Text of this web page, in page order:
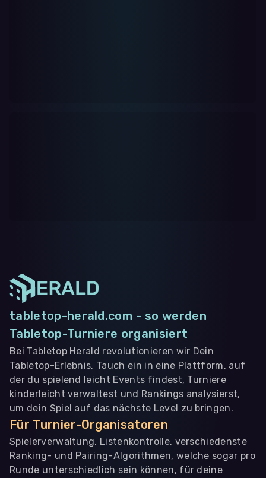
tabletop-herald.com - so werden
Tabletop-Turniere organisiert
Bei Tabletop Herald revolutionieren wir Dein
Tabletop-Erlebnis. Tauch ein in eine Plattform, auf
der du spielend leicht Events findest, Turniere
kinderleicht verwaltest und Rankings analysierst,
um dein Spiel auf das nächste Level zu bringen.
Für Turnier-Organisatoren
Spielerverwaltung, Listenkontrolle, verschiedenste
Ranking- und Pairing-Algorithmen, welche sogar pro
Runde unterschiedlich sein können, für deine